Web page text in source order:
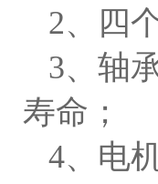
2、四
3、轴
寿命；
4、电